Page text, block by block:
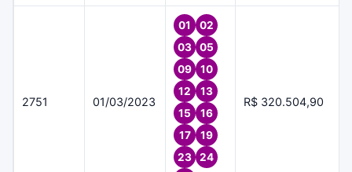
2751 01/03/2023
01
02
03
05
09
10
12
13
15
16
17
19
23
24
R$ 320.504,90